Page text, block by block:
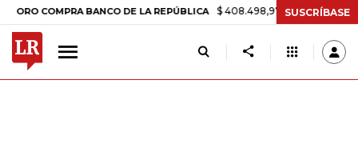
COMPRA BANCO DE LA REPÚBLICA $ 408.498,97 +$ 8.753,81 +2,19%
SUSCRÍBASE